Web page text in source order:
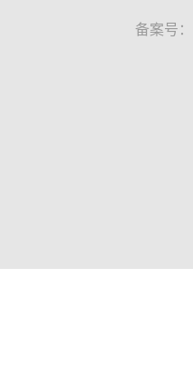
备案号：